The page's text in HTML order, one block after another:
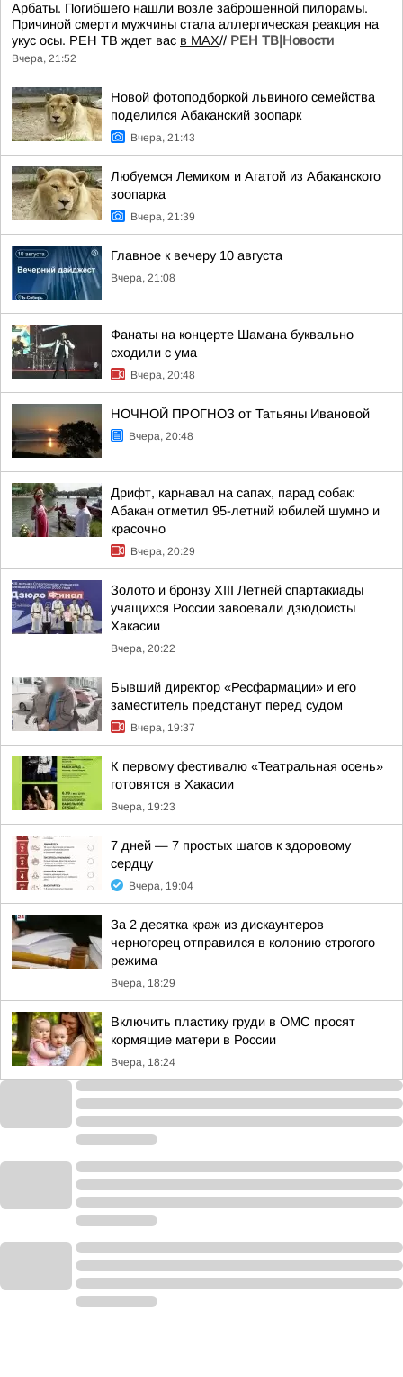
Арбаты. Погибшего нашли возле заброшенной пилорамы.
Причиной смерти мужчины стала аллергическая реакция на
укус осы. РЕН ТВ ждет вас в MAX// РЕН ТВ|Новости
Вчера, 21:52
Новой фотоподборкой львиного семейства
поделился Абаканский зоопарк
Вчера, 21:43
Любуемся Лемиком и Агатой из Абаканского
зоопарка
Вчера, 21:39
Главное к вечеру 10 августа
Вчера, 21:08
Фанаты на концерте Шамана буквально
сходили с ума
Вчера, 20:48
НОЧНОЙ ПРОГНОЗ от Татьяны Ивановой
Вчера, 20:48
Дрифт, карнавал на сапах, парад собак:
Абакан отметил 95-летний юбилей шумно и
красочно
Вчера, 20:29
Золото и бронзу XIII Летней спартакиады
учащихся России завоевали дзюдоисты
Хакасии
Вчера, 20:22
Бывший директор «Ресфармации» и его
заместитель предстанут перед судом
Вчера, 19:37
К первому фестивалю «Театральная осень»
готовятся в Хакасии
Вчера, 19:23
7 дней — 7 простых шагов к здоровому
сердцу
Вчера, 19:04
За 2 десятка краж из дискаунтеров
черногорец отправился в колонию строгого
режима
Вчера, 18:29
Включить пластику груди в ОМС просят
кормящие матери в России
Вчера, 18:24